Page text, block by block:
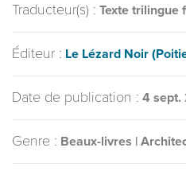
Traducteur(s) : Texte trilingue
Éditeur : Le Lézard Noir
Date de publication : 4 sept.
Genre : Beaux-livres |